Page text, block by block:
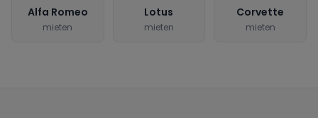
Alfa Romeo
mieten
Lotus
mieten
Corvette
mieten